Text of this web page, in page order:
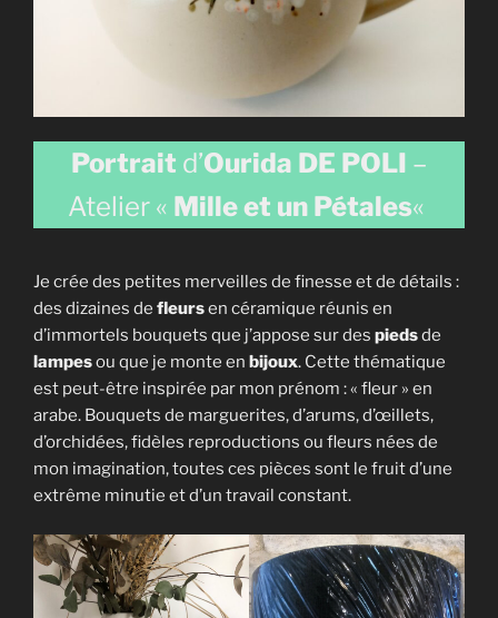
Portrait d’Ourida DE POLI –
Atelier « Mille et un Pétales«
Je crée des petites merveilles de finesse et de détails :
des dizaines de fleursen céramique réunis en
d’immortels bouquets que j’appose sur des piedsde
lampesou que je monte en bijoux. Cette thématique
est peut-être inspirée par mon prénom : « fleur » en
arabe. Bouquets de marguerites, d’arums, d’œillets,
d’orchidées, fidèles reproductions ou fleurs nées de
mon imagination, toutes ces pièces sont le fruit d’une
extrême minutie et d’un travail constant.